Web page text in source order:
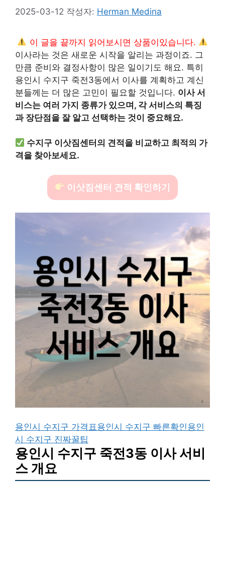
2025-03-12 작성자: Herman Medina
이 글을 끝까지 읽어보시면 상품이있습니다.
이사라는 것은 새로운 시작을 알리는 과정이죠. 그
만큼 준비와 결정사항이 많은 일이기도 해요. 특히
용인시 수지구 죽전3동에서 이사를 계획하고 계신
분들께는 더 많은 고민이 필요할 것입니다. 이사 서
비스는 여러 가지 종류가 있으며, 각 서비스의 특징
과 장단점을 잘 알고 선택하는 것이 중요해요.
수지구 이삿짐센터의 견적을 비교하고 최적의 가
격을 찾아보세요.
이삿짐센터 견적 확인하기
용인시 수지구 가격표용인시 수지구 빠른확인용인
시 수지구 진짜꿀팁
용인시 수지구 죽전3동 이사 서비
스 개요